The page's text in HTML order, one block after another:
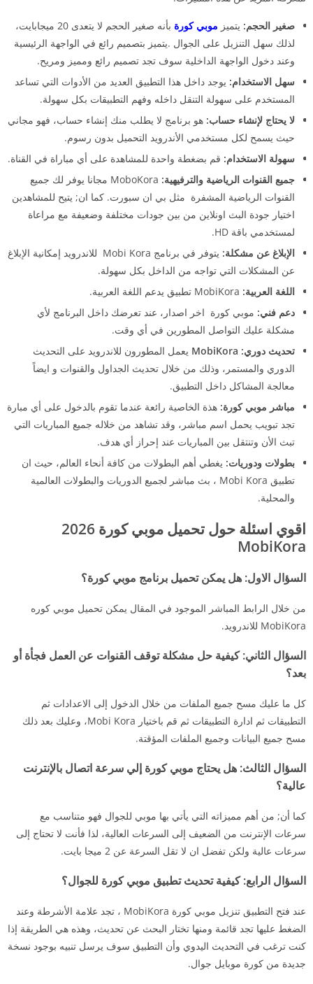
صغير الحجم: يتميز موبي كورة
بأنه صغير الحجم لا يتعدى 20 ميجابايت،
لذلك سهل التنزيل على الجوال .يتميز بتصميم رائع في الواجهة الرئيسية
وعند دخول الواجهة الداخلية سوف تجد تصميم رائع ومميز ومريح.
سهل الاستخدام: يوجد داخل هذا التطبيق العديد من الأدوات التي تساعد
المستخدم على سهولة التنقل داخله وفهم التطبيقات بكل سهولة.
لا يحتاج لإنشاء حساب: هو برنامج لا يطلب منك إنشاء حساب، فهو مجاني
حيث يسمح لكل مستخدمي الأندرويد التحميل بدون رسوم.
سهولة الاستخدام: قم بضغطة واحدة للمشاهدة على أي مباراة في القناة.
جميع القنوات الرياضية والترفيهية:
MoboKora مجانا يوفر لك جميع
القنوات الرياضية المشفرة مثل بي ان سبورت. كما ان; يتيح للمشاهدين
اختيار جودة البث اونلاين من بين جودات مختلفة وضعيفة مع مراعاة
لمستخدمي باقة HD.
الإبلاغ عن مشكلة:
يتوفر في برنامج Mobi Kora للاندرويد إمكانية الإبلاغ
عن المشكلات التي تواجه من الداخل بكل سهولة.
اللغة العربية: MobiKora تطبيق يدعم اللغة العربية.
دعم فني: موبي كورة اخر اصدار، عند تعرضك داخل البرنامج لأي
مشكلة عليك التواصل المطورين في أي وقت.
تحديث دوري: MobiKora يعمل المطورون للاندرويد على التحديث
الدوري والمستمر، وذلك من خلال تحديث الجداول والقنوات و ايضاً
معالجة المشاكل داخل التطبيق.
مباشر موبي كورة: هذة الخاصية رائعة عندما تقوم بالدخول على أي مبارة
تجد تبويب يحمل اسم مباشر، وقد تشاهد من خلاله جميع المباريات التي
تبث الأن وتنتقل بين المباريات عند إحراز أي هدف.
بطولات ودوريات: يغطي أهم البطولات من كافة أنحاء العالم، حيث ان
تطبيق Mobi Kora ، بث مباشر لجميع الدوريات والبطولات العالمية
والمحلية.
اقوي اسئلة حول تحميل موبي كورة 2026
MobiKora
السؤال الاول: هل يمكن تحميل برنامج موبي كورة؟
من خلال الرابط المباشر الموجود في المقال يمكن تحميل موبي كوره
MobiKora للاندرويد.
السؤال الثاني:كيفية حل مشكلة توقف القنوات عن العمل فجأة أو
بعد؟
كل ما عليك مسح جميع الملفات من خلال الدخول إلى الاعدادات ثم
التطبيقات ثم ادارة التطبيقات ثم قم باختيار Mobi Kora، وعليك بعد ذلك
مسح جميع البيانات وجميع الملفات المؤقتة.
السؤال الثالث: هل يحتاج موبي كورة إلي سرعة اتصال بالإنترنت
عالية؟
كما أن; من أهم مميزاته التي يأتي بها موبي للجوال فهو متناسب مع
سرعات الإنترنت من الضعيف إلى السرعات العالية، لذا فأنت لا تحتاج إلى
سرعات عالية ولكن تفضل ان لا تقل السرعة عن 2 ميجا بايت.
السؤال الرابع:كيفية تحديث تطبيق موبي كورة للجوال؟
عند فتح التطبيق تنزيل موبي كورة MobiKora ، تجد علامة الأشرطة وعند
الضغط عليها تجد قائمة ومنها تختار البحث عن تحديث، وهذه هي الطريقة إذا
كنت ترغب في التحديث اليدوي وأن التطبيق سوف يرسل تنبيه بوجود نسخة
جديدة من كورة موبايل جوال.